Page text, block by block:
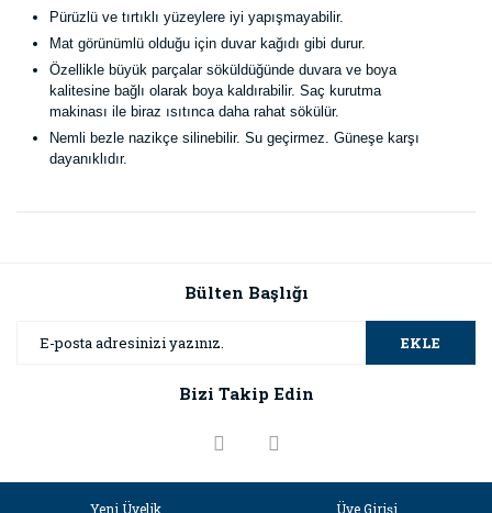
Pürüzlü ve tırtıklı yüzeylere iyi yapışmayabilir.
Mat görünümlü olduğu için duvar kağıdı gibi durur.
Özellikle büyük parçalar söküldüğünde duvara ve boya
kalitesine bağlı olarak boya kaldırabilir. Saç kurutma
makinası ile biraz ısıtınca daha rahat sökülür.
Nemli bezle nazikçe silinebilir. Su geçirmez. Güneşe karşı
dayanıklıdır.
Görüş ve önerileriniz için teşekkür ederiz.
Ürün resmi kalitesiz, bozuk veya görüntülenemiyor.
Ürün bilgilerinde hatalar bulunuyor.
Bülten Başlığı
EKLE
Bizi Takip Edin
Yeni Üyelik Üye Girişi